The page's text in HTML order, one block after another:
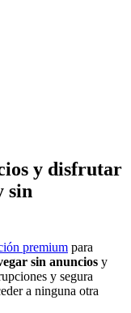
y disfrutar
sin
premium para
sin anuncios y
y segura
a ninguna otra